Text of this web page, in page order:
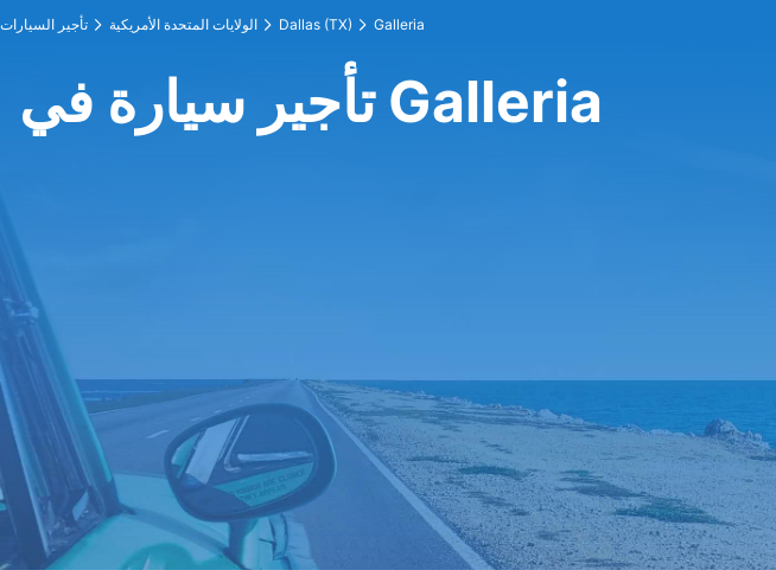
تأجير السيارات الولايات المتحدة الأمريكية Dallas (TX) Galleria
تأجير سيارة في Galleria